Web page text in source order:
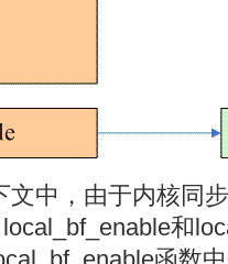
文中，由于内核同
和